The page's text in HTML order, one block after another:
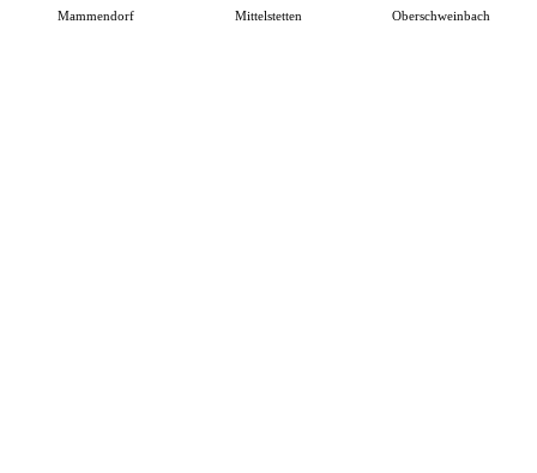
Mammendorf Mittelstetten Oberschweinbach